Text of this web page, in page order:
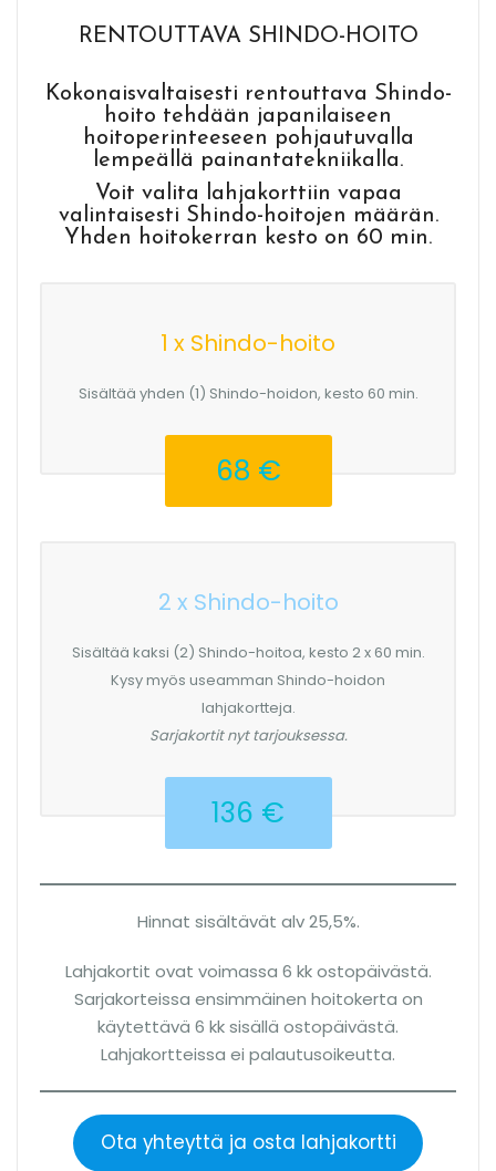
RENTOUTTAVA SHINDO-HOITO
Kokonaisvaltaisesti rentouttava Shindo-
hoito tehdään japanilaiseen
hoitoperinteeseen pohjautuvalla
lempeällä painantatekniikalla.
Voit valita lahjakorttiin vapaa
valintaisesti Shindo-hoitojen määrän.
Yhden hoitokerran kesto on 60 min.
1 x Shindo-hoito
Sisältää yhden (1) Shindo-hoidon, kesto 60 min.
68 €
2 x Shindo-hoito
Sisältää kaksi (2) Shindo-hoitoa, kesto 2 x 60 min.
Kysy myös useamman Shindo-hoidon
lahjakortteja.
Sarjakortit nyt tarjouksessa.
136 €
Hinnat sisältävät alv 25,5%.
Lahjakortit ovat voimassa 6 kk ostopäivästä.
Sarjakorteissa ensimmäinen hoitokerta on
käytettävä 6 kk sisällä ostopäivästä.
Lahjakortteissa ei palautusoikeutta.
Ota yhteyttä ja osta lahjakortti